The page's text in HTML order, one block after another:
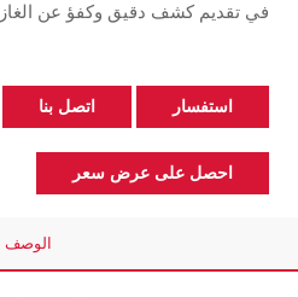
في تقديم كشف دقيق وكفؤ عن الغاز.
استفسار اتصل بنا
احصل على عرض سعر
الوصف